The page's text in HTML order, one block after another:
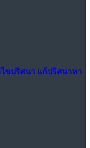
ไขปริศนา แก้ปริศนาหา